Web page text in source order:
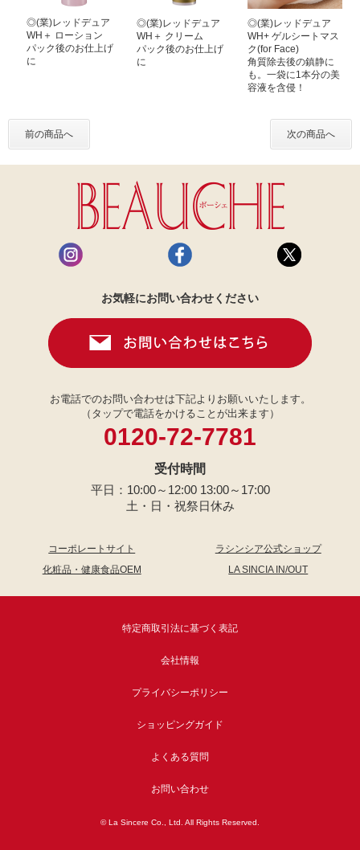
◎(業)レッドデュア
WH＋ ローション
パック後のお仕上げ
に
◎(業)レッドデュア
WH＋ クリーム
パック後のお仕上げ
に
◎(業)レッドデュア
WH+ ゲルシートマス
ク(for Face)
角質除去後の鎮静に
も。一袋に1本分の美
容液を含侵！
前の商品へ 次の商品へ
お気軽にお問い合わせください
お電話でのお問い合わせは下記よりお願いいたします。
（タップで電話をかけることが出来ます）
0120-72-7781
受付時間
平日：10:00～12:00 13:00～17:00
土・日・祝祭日休み
コーポレートサイト
ラシンシア公式ショップ
化粧品・健康食品OEM
LA SINCIA IN/OUT
特定商取引法に基づく表記
会社情報
プライバシーポリシー
ショッピングガイド
よくある質問
お問い合わせ
© La Sincere Co., Ltd. All Rights Reserved.